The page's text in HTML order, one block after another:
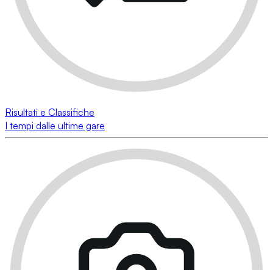
Risultati e Classifiche
I tempi dalle ultime gare